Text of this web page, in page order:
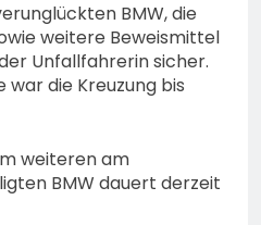
BMW, die
weitere Beweismittel
Unfallfahrerin sicher.
war die Kreuzung bis
weiteren am
BMW dauert derzeit